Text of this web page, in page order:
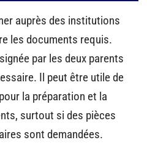
auprès des institutions
les documents requis.
par les deux parents
Il peut être utile de
la préparation et la
surtout si des pièces
sont demandées.